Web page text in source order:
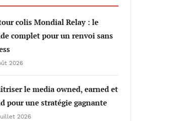
colis Mondial Relay : le
complet pour un renvoi sans
2026
le media owned, earned et
pour une stratégie gagnante
2026